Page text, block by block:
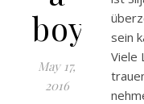
boy!
May 17,
2016
sein
Viele